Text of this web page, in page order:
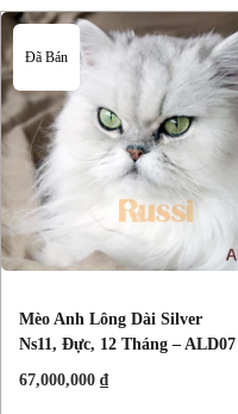
Đã Bán
Mèo Anh Lông Dài Silver
Ns11, Đực, 12 Tháng – ALD07
67,000,000 ₫